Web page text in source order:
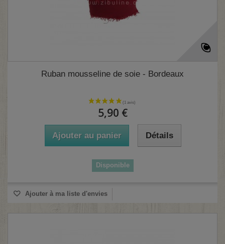
Ruban mousseline de soie - Bordeaux
5,90 €
Ajouter au panier Détails
Disponible
Ajouter à ma liste d'envies